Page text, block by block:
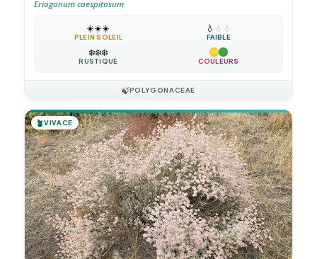
Eriogonum caespitosum
☀️☀️☀️
PLEIN SOLEIL
💧 💧 💧
FAIBLE
❄️❄️❄️
RUSTIQUE COULEURS
🍃POLYGONACEAE
🪴VIVACE